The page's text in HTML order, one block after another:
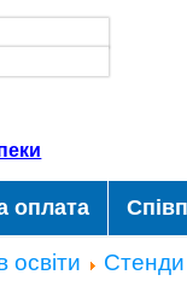
оплата
освіти